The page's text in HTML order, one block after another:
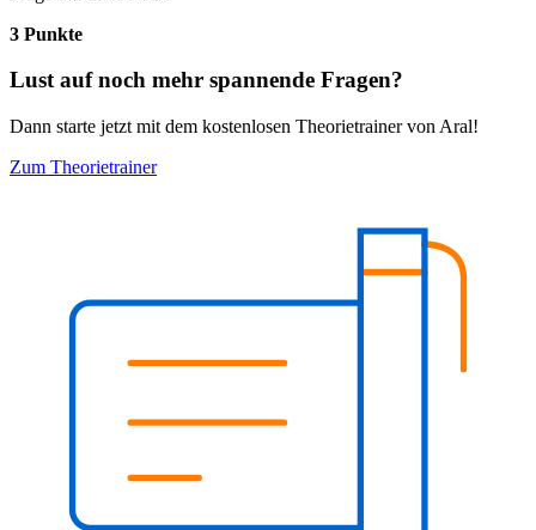
3 Punkte
Lust auf noch mehr spannende Fragen?
Dann starte jetzt mit dem kostenlosen Theorietrainer von Aral!
Zum Theorietrainer